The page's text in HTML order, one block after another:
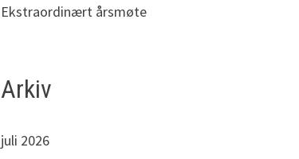
Ekstraordinært årsmøte
Arkiv
juli 2026